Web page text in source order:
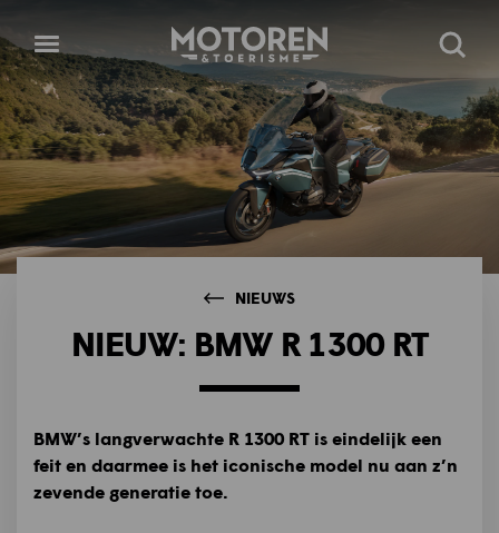
Open
menu
Homepage Zoeken
NIEUWS
NIEUW: BMW R 1300 RT
BMW’s langverwachte R 1300 RT is eindelijk een
feit en daarmee is het iconische model nu aan z’n
zevende generatie toe.